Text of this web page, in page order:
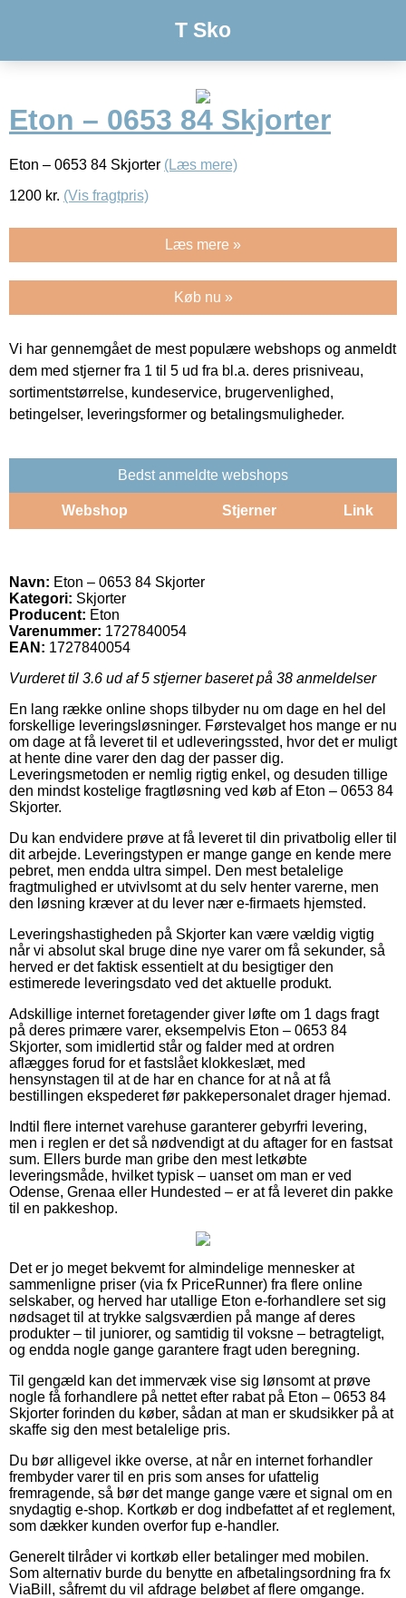
T Sko
Eton – 0653 84 Skjorter
Eton – 0653 84 Skjorter (Læs mere)
1200 kr. (Vis fragtpris)
Læs mere »
Køb nu »
Vi har gennemgået de mest populære webshops og anmeldt
dem med stjerner fra 1 til 5 ud fra bl.a. deres prisniveau,
sortimentstørrelse, kundeservice, brugervenlighed,
betingelser, leveringsformer og betalingsmuligheder.
Bedst anmeldte webshops
Webshop Stjerner Link
Navn: Eton – 0653 84 Skjorter
Kategori: Skjorter
Producent: Eton
Varenummer: 1727840054
EAN: 1727840054
Vurderet til 3.6 ud af 5 stjerner baseret på 38 anmeldelser
En lang række online shops tilbyder nu om dage en hel del
forskellige leveringsløsninger. Førstevalget hos mange er nu
om dage at få leveret til et udleveringssted, hvor det er muligt
at hente dine varer den dag der passer dig.
Leveringsmetoden er nemlig rigtig enkel, og desuden tillige
den mindst kostelige fragtløsning ved køb af Eton – 0653 84
Skjorter.
Du kan endvidere prøve at få leveret til din privatbolig eller til
dit arbejde. Leveringstypen er mange gange en kende mere
pebret, men endda ultra simpel. Den mest betalelige
fragtmulighed er utvivlsomt at du selv henter varerne, men
den løsning kræver at du lever nær e-firmaets hjemsted.
Leveringshastigheden på Skjorter kan være vældig vigtig
når vi absolut skal bruge dine nye varer om få sekunder, så
herved er det faktisk essentielt at du besigtiger den
estimerede leveringsdato ved det aktuelle produkt.
Adskillige internet foretagender giver løfte om 1 dags fragt
på deres primære varer, eksempelvis Eton – 0653 84
Skjorter, som imidlertid står og falder med at ordren
aflægges forud for et fastslået klokkeslæt, med
hensynstagen til at de har en chance for at nå at få
bestillingen ekspederet før pakkepersonalet drager hjemad.
Indtil flere internet varehuse garanterer gebyrfri levering,
men i reglen er det så nødvendigt at du aftager for en fastsat
sum. Ellers burde man gribe den mest letkøbte
leveringsmåde, hvilket typisk – uanset om man er ved
Odense, Grenaa eller Hundested – er at få leveret din pakke
til en pakkeshop.
Det er jo meget bekvemt for almindelige mennesker at
sammenligne priser (via fx PriceRunner) fra flere online
selskaber, og herved har utallige Eton e-forhandlere set sig
nødsaget til at trykke salgsværdien på mange af deres
produkter – til juniorer, og samtidig til voksne – betragteligt,
og endda nogle gange garantere fragt uden beregning.
Til gengæld kan det immervæk vise sig lønsomt at prøve
nogle få forhandlere på nettet efter rabat på Eton – 0653 84
Skjorter forinden du køber, sådan at man er skudsikker på at
skaffe sig den mest betalelige pris.
Du bør alligevel ikke overse, at når en internet forhandler
frembyder varer til en pris som anses for ufattelig
fremragende, så bør det mange gange være et signal om en
snydagtig e-shop. Kortkøb er dog indbefattet af et reglement,
som dækker kunden overfor fup e-handler.
Generelt tilråder vi kortkøb eller betalinger med mobilen.
Som alternativ burde du benytte en afbetalingsordning fra fx
ViaBill, såfremt du vil afdrage beløbet af flere omgange.